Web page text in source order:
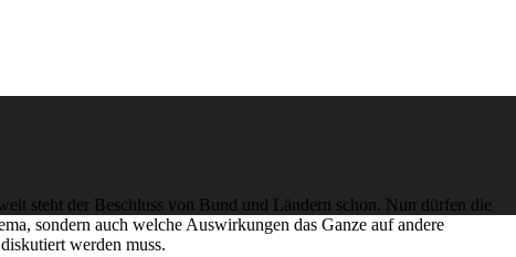
steht der Beschluss von Bund und Ländern schon. Nun dürfen die
sondern auch welche Auswirkungen das Ganze auf andere
werden muss.